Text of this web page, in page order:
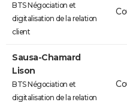
BTS Négociation et
digitalisation de la relation
client
Sausa-Chamard
Lison
BTS Négociation et
digitalisation de la relation